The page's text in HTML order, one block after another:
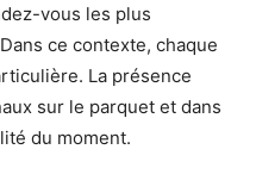
vous les plus
ce contexte, chaque
La présence
sur le parquet et dans
du moment.